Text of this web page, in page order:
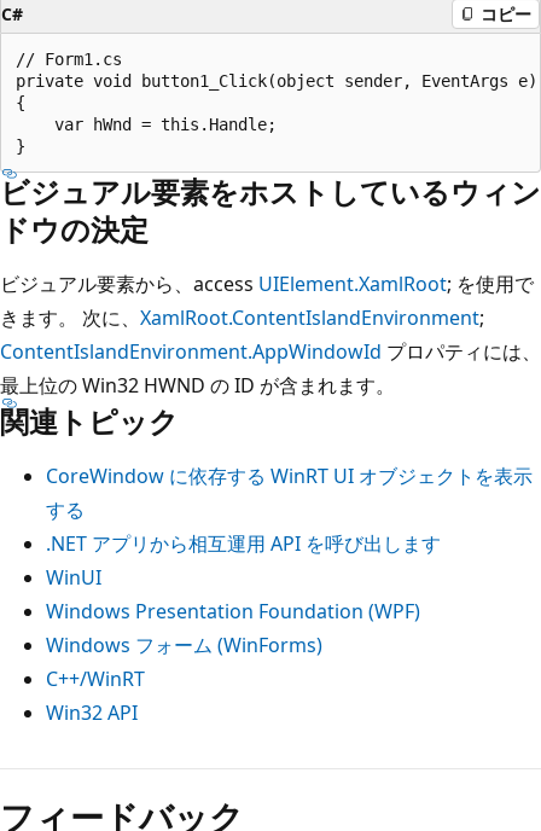
C# コピー
// Form1.cs
private void button1_Click(object sender, EventArgs e)
{
    var hWnd = this.Handle;
ビジュアル要素をホストしているウィン
ドウの決定
ビジュアル要素から、access UIElement.XamlRoot; を使用で
きます。 次に、 XamlRoot.ContentIslandEnvironment;
ContentIslandEnvironment.AppWindowId プロパティには、
最上位の Win32 HWND の ID が含まれます。
関連トピック
CoreWindow に依存する WinRT UI オブジェクトを表示
する
.NET アプリから相互運用 API を呼び出します
WinUI
Windows Presentation Foundation (WPF)
Windows フォーム (WinForms)
C++/WinRT
Win32 API
読
フィードバック